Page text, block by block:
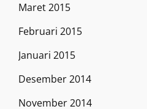
Maret 2015
Februari 2015
Januari 2015
Desember 2014
November 2014